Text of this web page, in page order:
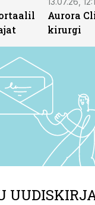
Aurora
kirurgi